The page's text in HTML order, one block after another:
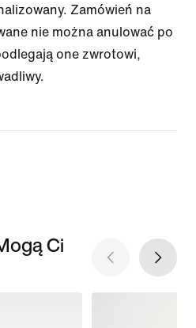
Zamówień na
nie można anulować po
one zwrotowi,
Ci